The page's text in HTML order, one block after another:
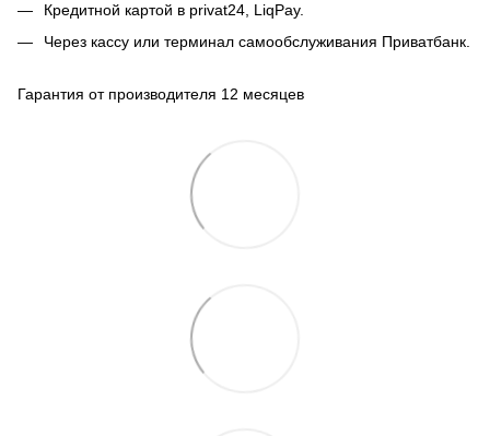
Кредитной картой в privat24, LiqPay.
Через кассу или терминал самообслуживания Приватбанк.
Гарантия от производителя 12 месяцев